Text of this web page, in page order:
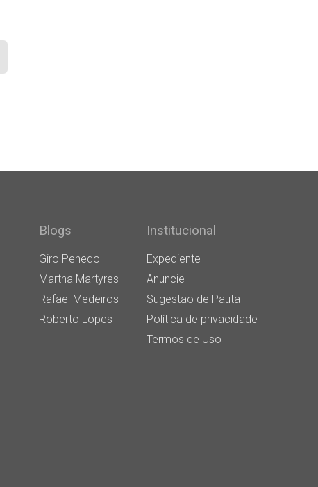
Blogs
Giro Penedo
Martha Martyres
Rafael Medeiros
Roberto Lopes
Institucional
Expediente
Anuncie
Sugestão de Pauta
Política de privacidade
Termos de Uso